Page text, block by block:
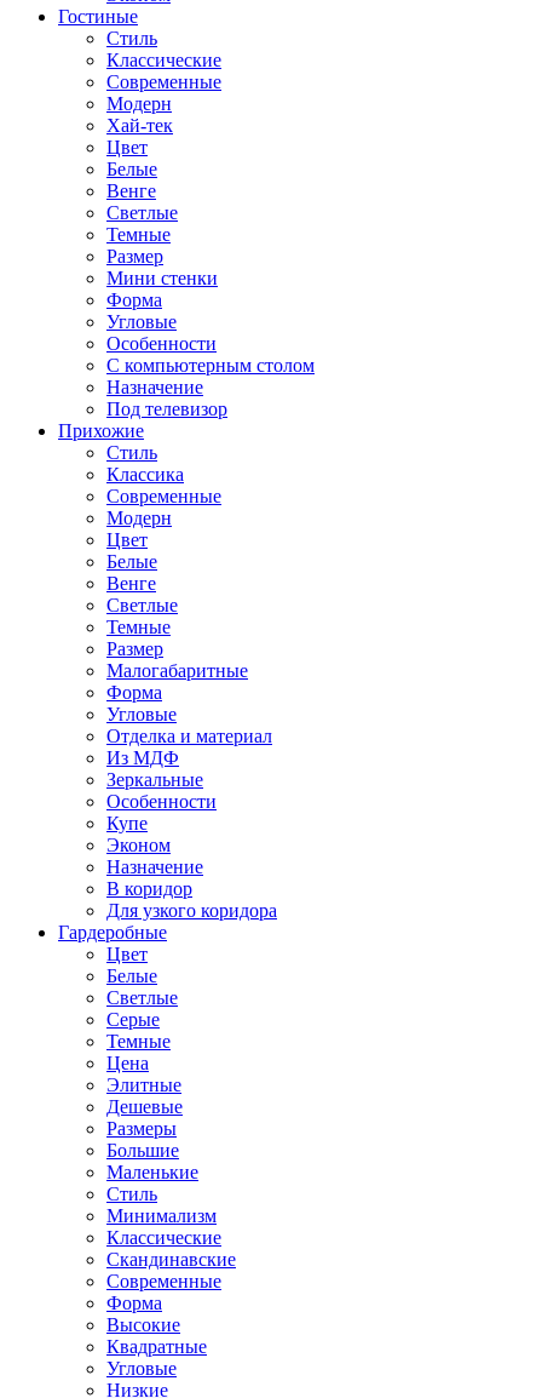
Гостиные
Стиль
Классические
Современные
Модерн
Хай-тек
Цвет
Белые
Венге
Светлые
Темные
Размер
Мини стенки
Форма
Угловые
Особенности
С компьютерным столом
Назначение
Под телевизор
Прихожие
Стиль
Классика
Современные
Модерн
Цвет
Белые
Венге
Светлые
Темные
Размер
Малогабаритные
Форма
Угловые
Отделка и материал
Из МДФ
Зеркальные
Особенности
Купе
Эконом
Назначение
В коридор
Для узкого коридора
Гардеробные
Цвет
Белые
Светлые
Серые
Темные
Цена
Элитные
Дешевые
Размеры
Большие
Маленькие
Стиль
Минимализм
Классические
Скандинавские
Современные
Форма
Высокие
Квадратные
Угловые
Низкие